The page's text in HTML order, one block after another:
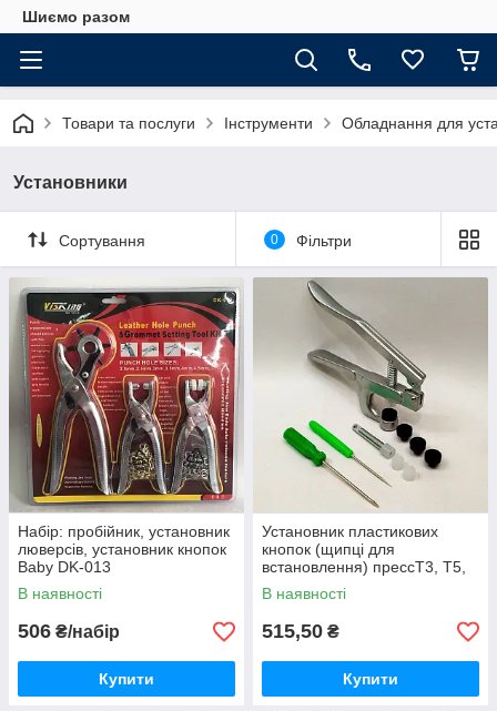
Шиємо разом
Товари та послуги Інструменти Обладнання для
Установники
Сортування 0 Фільтри
Набір: пробійник, установник
люверсів, установник кнопок
Baby DK-013
В наявності
506 ₴/набір
Купити
Установник пластикових
кнопок (щипці для
встановлення) прессТ3, Т5,
Т8
В наявності
515,50 ₴
Купити